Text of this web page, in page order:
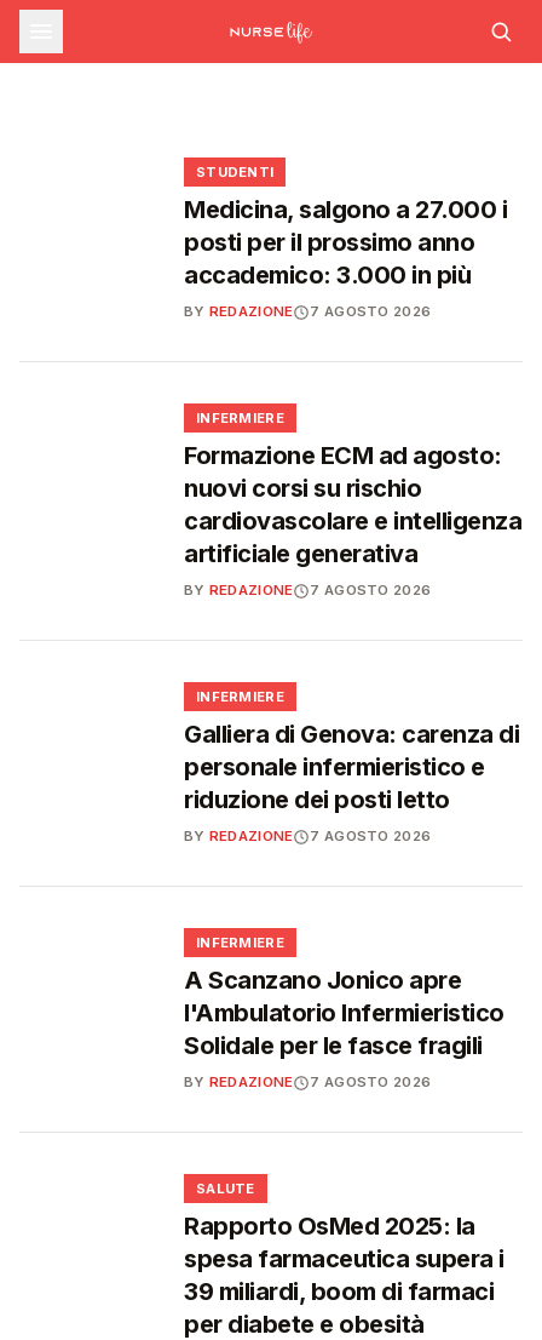
sfide che decideranno il futuro del
Ssn
Decreto PA e sanità: nuovo commissario per
le scorte Covid, liste d'attesa al Siveas e
INFERMIERE
Decreto PA: nuove regole per scorte Covid,
STUDENTI
Medicina, salgono a 27.000 i
posti per il prossimo anno
accademico: 3.000 in più
BY REDAZIONE 7 AGOSTO 2026
INFERMIERE
Formazione ECM ad agosto:
nuovi corsi su rischio
cardiovascolare e intelligenza
artificiale generativa
BY REDAZIONE 7 AGOSTO 2026
INFERMIERE
Galliera di Genova: carenza di
personale infermieristico e
riduzione dei posti letto
BY REDAZIONE 7 AGOSTO 2026
INFERMIERE
A Scanzano Jonico apre
l'Ambulatorio Infermieristico
Solidale per le fasce fragili
BY REDAZIONE 7 AGOSTO 2026
SALUTE
Rapporto OsMed 2025: la
spesa farmaceutica supera i
39 miliardi, boom di farmaci
per diabete e obesità